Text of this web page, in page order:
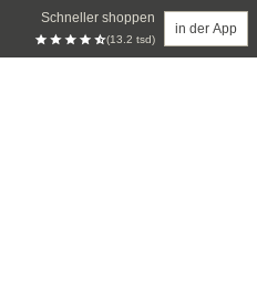
Schneller shoppen
(13.2 tsd)
in der App